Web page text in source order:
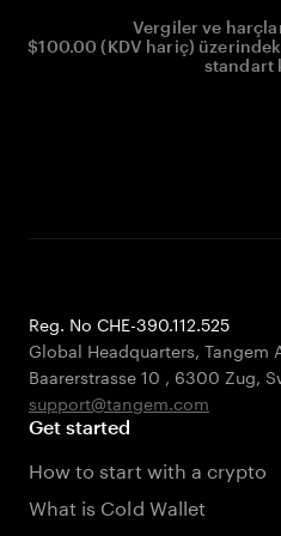
Vergiler ve
$100.00 (KDV hariç)
standart
Reg. No CHE-390.112.525
Global Headquarters, Tangem
Baarerstrasse 10 , 6300 Zug,
support@tangem.com
Get started
How to start with a crypto
What is Cold Wallet